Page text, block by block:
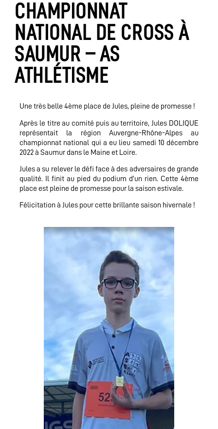
CHAMPIONNAT
NATIONAL DE CROSS À
SAUMUR – AS
ATHLÉTISME
Une très belle 4ème place de Jules, pleine de promesse !
Après le titre au comité puis au territoire, Jules DOLIQUE
représentait la région Auvergne-Rhône-Alpes au
championnat national qui a eu lieu samedi 10 décembre
2022 à Saumur dans le Maine et Loire.
Jules a su relever le défi face à des adversaires de grande
qualité. Il finit au pied du podium d’un rien. Cette 4ème
place est pleine de promesse pour la saison estivale.
Félicitation à Jules pour cette brillante saison hivernale !